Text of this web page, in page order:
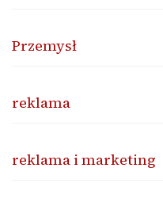
Przemysł
reklama
reklama i marketing